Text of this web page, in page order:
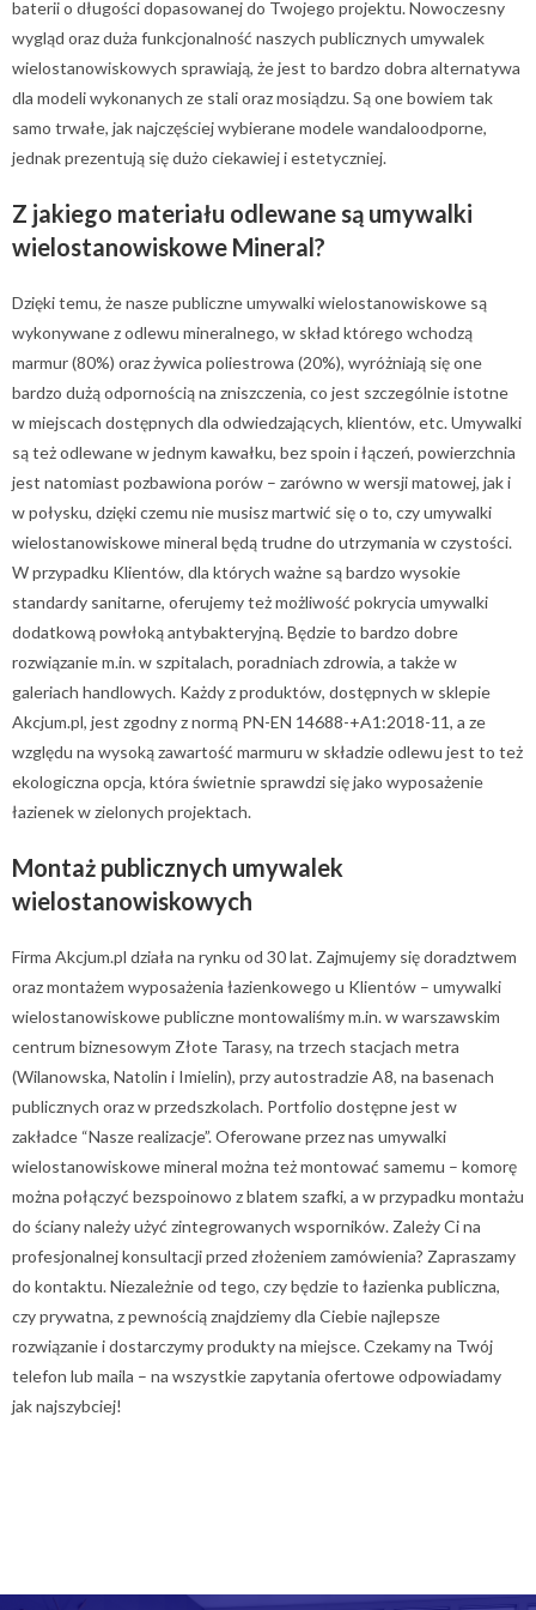
baterii o długości dopasowanej do Twojego projektu. Nowoczesny
wygląd oraz duża funkcjonalność naszych publicznych umywalek
wielostanowiskowych sprawiają, że jest to bardzo dobra alternatywa
dla modeli wykonanych ze stali oraz mosiądzu. Są one bowiem tak
samo trwałe, jak najczęściej wybierane modele wandaloodporne,
jednak prezentują się dużo ciekawiej i estetyczniej.
Z jakiego materiału odlewane są umywalki
wielostanowiskowe Mineral?
Dzięki temu, że nasze publiczne umywalki wielostanowiskowe są
wykonywane z odlewu mineralnego, w skład którego wchodzą
marmur (80%) oraz żywica poliestrowa (20%), wyróżniają się one
bardzo dużą odpornością na zniszczenia, co jest szczególnie istotne
w miejscach dostępnych dla odwiedzających, klientów, etc. Umywalki
są też odlewane w jednym kawałku, bez spoin i łączeń, powierzchnia
jest natomiast pozbawiona porów – zarówno w wersji matowej, jak i
w połysku, dzięki czemu nie musisz martwić się o to, czy umywalki
wielostanowiskowe mineral będą trudne do utrzymania w czystości.
W przypadku Klientów, dla których ważne są bardzo wysokie
standardy sanitarne, oferujemy też możliwość pokrycia umywalki
dodatkową powłoką antybakteryjną. Będzie to bardzo dobre
rozwiązanie m.in. w szpitalach, poradniach zdrowia, a także w
galeriach handlowych. Każdy z produktów, dostępnych w sklepie
Akcjum.pl, jest zgodny z normą PN-EN 14688-+A1:2018-11, a ze
względu na wysoką zawartość marmuru w składzie odlewu jest to też
ekologiczna opcja, która świetnie sprawdzi się jako wyposażenie
łazienek w zielonych projektach.
Montaż publicznych umywalek
wielostanowiskowych
Firma Akcjum.pl działa na rynku od 30 lat. Zajmujemy się doradztwem
oraz montażem wyposażenia łazienkowego u Klientów – umywalki
wielostanowiskowe publiczne montowaliśmy m.in. w warszawskim
centrum biznesowym Złote Tarasy, na trzech stacjach metra
(Wilanowska, Natolin i Imielin), przy autostradzie A8, na basenach
publicznych oraz w przedszkolach. Portfolio dostępne jest w
zakładce “Nasze realizacje”. Oferowane przez nas umywalki
wielostanowiskowe mineral można też montować samemu – komorę
można połączyć bezspoinowo z blatem szafki, a w przypadku montażu
do ściany należy użyć zintegrowanych wsporników. Zależy Ci na
profesjonalnej konsultacji przed złożeniem zamówienia? Zapraszamy
do kontaktu. Niezależnie od tego, czy będzie to łazienka publiczna,
czy prywatna, z pewnością znajdziemy dla Ciebie najlepsze
rozwiązanie i dostarczymy produkty na miejsce. Czekamy na Twój
telefon lub maila – na wszystkie zapytania ofertowe odpowiadamy
jak najszybciej!